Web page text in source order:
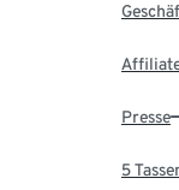
Presse
5